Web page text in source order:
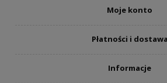
Moje konto
Płatności i dostawa
Informacje